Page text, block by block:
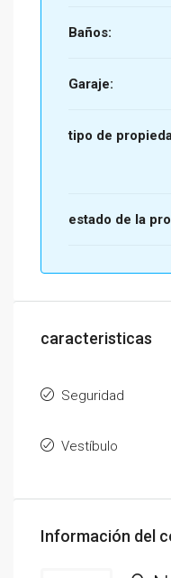
Baños:
Garaje:
tipo de
estado de la
caracteristicas
Seguridad
Vestíbulo
Información del